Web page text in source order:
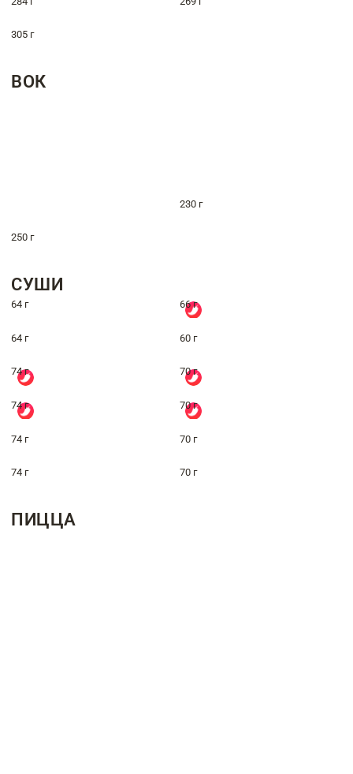
305 г
ВОК
230 г
250 г
СУШИ
64 г 66 г
64 г 60 г
74 г 70 г
74 г 70 г
74 г 70 г
74 г 70 г
ПИЦЦА